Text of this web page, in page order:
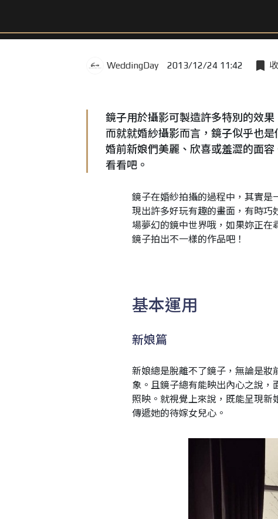
WeddingDay 2013/12/24 11:42
鏡子用於攝影可製造許多特別的效
而就就婚紗攝影而言，鏡子似乎也
婚前新娘們美麗、欣喜或羞澀的面
看看吧。
鏡子在婚紗拍攝的過程中，其實是
現出許多好玩有趣的畫面，有時巧
場夢幻的鏡中世界哦，如果妳正在
鏡子拍出不一樣的作品吧！
基本運用
新娘篇
新娘總是脫離不了鏡子，無論是妝
象。且鏡子總有能映出內心之說
照映。就視覺上來說，既能呈現新
傳遞她的待嫁女兒心。